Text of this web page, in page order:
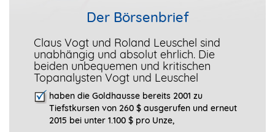
Der Börsenbrief
Claus Vogt und Roland Leuschel sind
unabhängig und absolut ehrlich. Die
beiden unbequemen und kritischen
Topanalysten Vogt und Leuschel
haben die Goldhausse bereits 2001 zu
Tiefstkursen von 260 $ ausgerufen und erneut
2015 bei unter 1.100 $ pro Unze,